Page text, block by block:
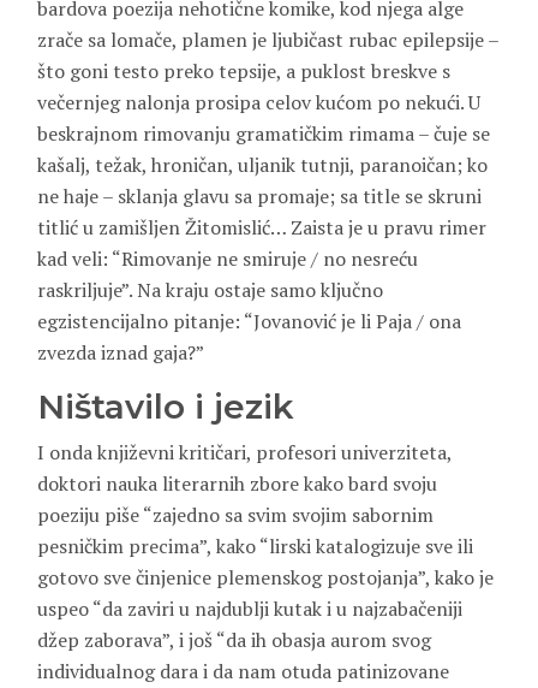
bardova poezija nehotične komike, kod njega alge
zrače sa lomače, plamen je ljubičast rubac epilepsije –
što goni testo preko tepsije, a puklost breskve s
večernjeg nalonja prosipa celov kućom po nekući. U
beskrajnom rimovanju gramatičkim rimama – čuje se
kašalj, težak, hroničan, uljanik tutnji, paranoičan; ko
ne haje – sklanja glavu sa promaje; sa title se skruni
titlić u zamišljen Žitomislić… Zaista je u pravu rimer
kad veli: “Rimovanje ne smiruje / no nesreću
raskriljuje”. Na kraju ostaje samo ključno
egzistencijalno pitanje: “Jovanović je li Paja / ona
zvezda iznad gaja?”
Ništavilo i jezik
I onda književni kritičari, profesori univerziteta,
doktori nauka literarnih zbore kako bard svoju
poeziju piše “zajedno sa svim svojim sabornim
pesničkim precima”, kako “lirski katalogizuje sve ili
gotovo sve činjenice plemenskog postojanja”, kako je
uspeo “da zaviri u najdublji kutak i u najzabačeniji
džep zaborava”, i još “da ih obasja aurom svog
individualnog dara i da nam otuda patinizovane